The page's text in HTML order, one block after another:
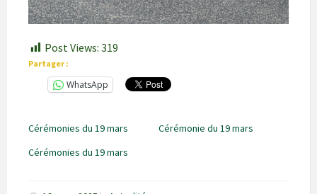
Post Views: 319
Partager :
WhatsApp
Cérémonies du 19 mars
Cérémonie du 19 mars
Cérémonies du 19 mars